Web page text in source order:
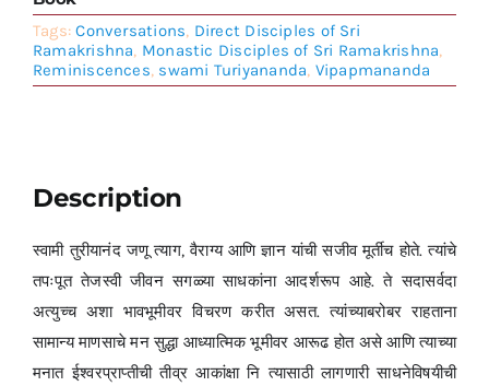
Tags:Conversations, Direct Disciples of Sri
Ramakrishna, Monastic Disciples of Sri Ramakrishna,
Reminiscences, swami Turiyananda, Vipapmananda
Description
स्वामी तुरीयानंद जणू त्याग, वैराग्य आणि ज्ञान यांची सजीव मूर्तीच होते. त्यांचे
तपःपूत तेजस्वी जीवन सगळ्या साधकांना आदर्शरूप आहे. ते सदासर्वदा
अत्युच्च अशा भावभूमीवर विचरण करीत असत. त्यांच्याबरोबर राहताना
सामान्य माणसाचे मन सुद्धा आध्यात्मिक भूमीवर आरूढ होत असे आणि त्याच्या
मनात ईश्वरप्राप्तीची तीव्र आकांक्षा नि त्यासाठी लागणारी साधनेविषयीची